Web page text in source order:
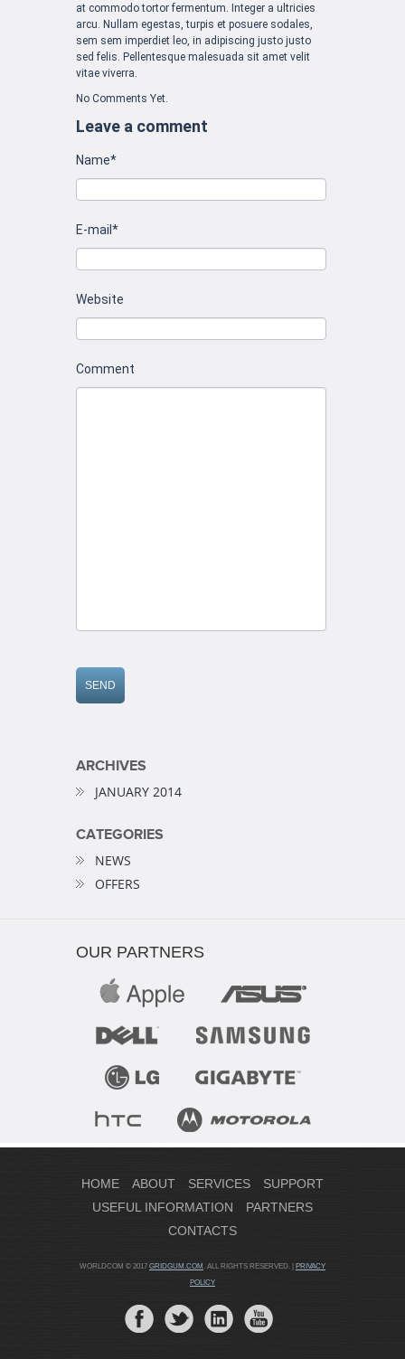
at commodo tortor fermentum. Integer a ultricies
arcu. Nullam egestas, turpis et posuere sodales,
sem sem imperdiet leo, in adipiscing justo justo
sed felis. Pellentesque malesuada sit amet velit
vitae viverra.
No Comments Yet.
Leave a comment
Name*
E-mail*
Website
Comment
ARCHIVES
JANUARY 2014
CATEGORIES
NEWS
OFFERS
OUR PARTNERS
HOME ABOUT SERVICES
SUPPORT
USEFUL INFORMATION
PARTNERS
CONTACTS
WORLDCOM © 2017 GRIDGUM.COM. ALL RIGHTS RESERVED. |
PRIVACY
POLICY